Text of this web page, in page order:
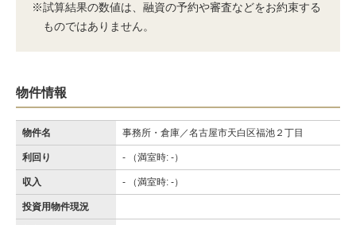
※試算結果の数値は、融資の予約や審査などをお約束する
ものではありません。
物件情報
物件名 事務所・倉庫／名古屋市天白区福池２丁目
利回り - （満室時: -）
収入 - （満室時: -）
投資用物件現況